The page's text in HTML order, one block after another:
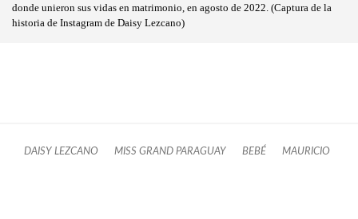
donde unieron sus vidas en matrimonio, en agosto de 2022. (Captura de la
historia de Instagram de Daisy Lezcano)
DAISY LEZCANO MISS GRAND PARAGUAY BEBÉ MAURICIO